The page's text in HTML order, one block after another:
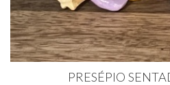
PRESÉPIO